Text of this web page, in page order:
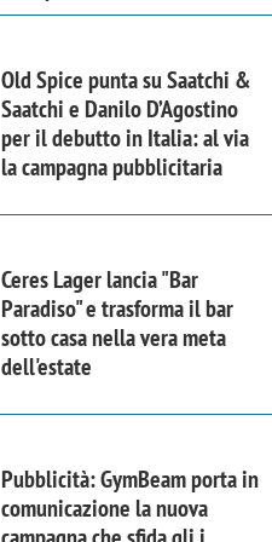
Old Spice punta su Saatchi &
Saatchi e Danilo D’Agostino
per il debutto in Italia: al via
la campagna pubblicitaria
Ceres Lager lancia "Bar
Paradiso" e trasforma il bar
sotto casa nella vera meta
dell'estate
Pubblicità: GymBeam porta in
comunicazione la nuova